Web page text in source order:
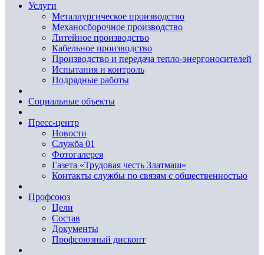
Услуги
Металлургическое производство
Механосборочное производство
Литейное производство
Кабельное производство
Производство и передача тепло-энергоносителей
Испытания и контроль
Подрядные работы
Социальные объекты
Пресс-центр
Новости
Служба 01
Фотогалерея
Газета «Трудовая честь Златмаш»
Контакты службы по связям с общественностью
Профсоюз
Цели
Состав
Документы
Профсоюзный дисконт